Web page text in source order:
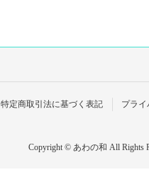
特定商取引法に基づく表記 プラ
Copyright © あわの和 All Rights